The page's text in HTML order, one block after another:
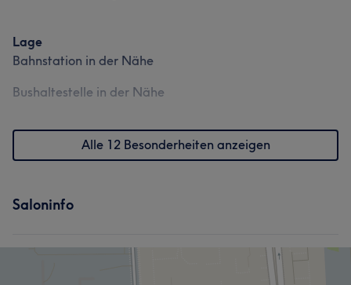
Lage
Bahnstation in der Nähe
Bushaltestelle in der Nähe
Alle 12 Besonderheiten anzeigen
Saloninfo